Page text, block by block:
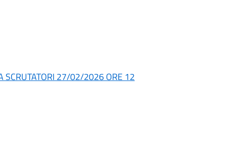
SCRUTATORI 27/02/2026 ORE 12